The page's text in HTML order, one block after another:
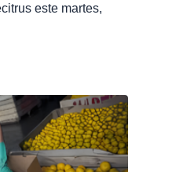
este martes,